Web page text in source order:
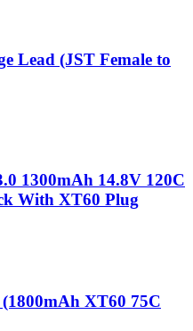
Lead (JST Female to
1300mAh 14.8V 120C
With XT60 Plug
XT60 75C